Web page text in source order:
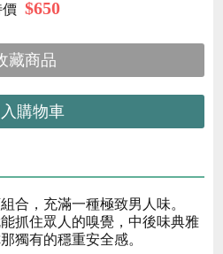
$650
藏商品
購物車
合，充滿一種極致男人味。
抓住眾人的嗅覺，中後味典雅
獨有的穩重安全感。